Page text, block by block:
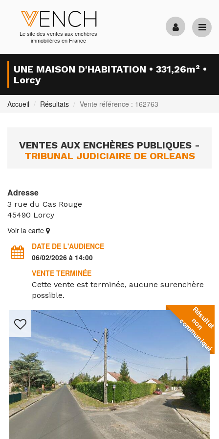
Le site des ventes aux enchères
immobilières en France
UNE MAISON D'HABITATION • 331,26m² •
Lorcy
Accueil Résultats Vente référence : 162763
VENTES AUX ENCHÈRES PUBLIQUES -
TRIBUNAL JUDICIAIRE DE ORLEANS
Adresse
3 rue du Cas Rouge
45490 Lorcy
Voir la carte
DATE DE L'AUDIENCE
06/02/2026 à 14:00
VENTE TERMINÉE
Cette vente est terminée, aucune surenchère
possible.
R
é
s
u
l
t
a
t
n
o
n
c
o
m
m
u
n
i
q
u
é